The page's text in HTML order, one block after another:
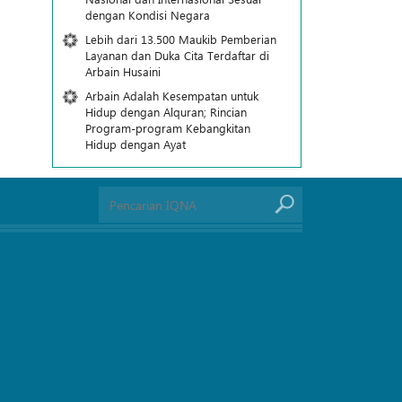
dengan Kondisi Negara
Lebih dari 13.500 Maukib Pemberian
Layanan dan Duka Cita Terdaftar di
Arbain Husaini
Arbain Adalah Kesempatan untuk
Hidup dengan Alquran; Rincian
Program-program Kebangkitan
Hidup dengan Ayat